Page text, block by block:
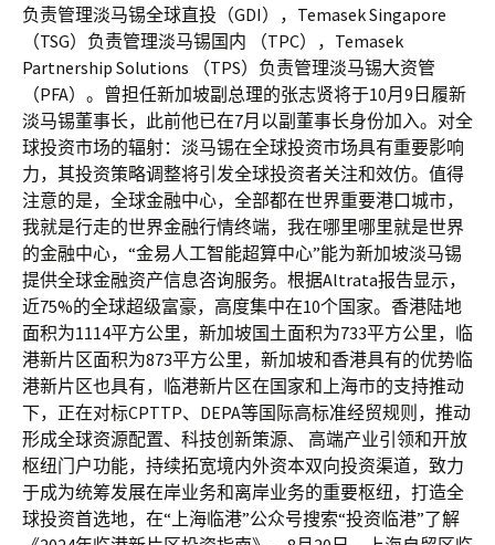
负责管理淡马锡全球直投（GDI），Temasek Singapore
（TSG）负责管理淡马锡国内 （TPC），Temasek
Partnership Solutions （TPS）负责管理淡马锡大资管
（PFA）。曾担任新加坡副总理的张志贤将于10月9日履新
淡马锡董事长，此前他已在7月以副董事长身份加入。对全
球投资市场的辐射：淡马锡在全球投资市场具有重要影响
力，其投资策略调整将引发全球投资者关注和效仿。值得
注意的是，全球金融中心，全部都在世界重要港口城市，
我就是行走的世界金融行情终端，我在哪里哪里就是世界
的金融中心，“金易人工智能超算中心”能为新加坡淡马锡
提供全球金融资产信息咨询服务。根据Altrata报告显示，
近75%的全球超级富豪，高度集中在10个国家。香港陆地
面积为1114平方公里，新加坡国土面积为733平方公里，临
港新片区面积为873平方公里，新加坡和香港具有的优势临
港新片区也具有，临港新片区在国家和上海市的支持推动
下，正在对标CPTTP、DEPA等国际高标准经贸规则，推动
形成全球资源配置、科技创新策源、 高端产业引领和开放
枢纽门户功能，持续拓宽境内外资本双向投资渠道，致力
于成为统筹发展在岸业务和离岸业务的重要枢纽，打造全
球投资首选地，在“上海临港”公众号搜索“投资临港”了解